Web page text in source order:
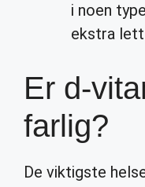
i noen
ekstra
Er d-
farlig?
De viktigste